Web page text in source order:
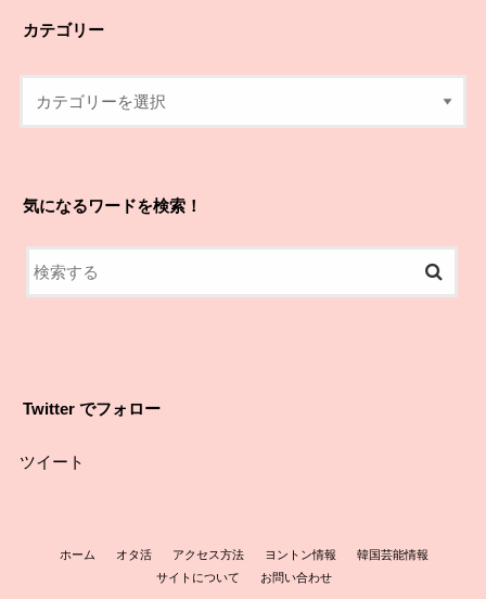
カテゴリー
気になるワードを検索！
Twitter でフォロー
ツイート
ホーム オタ活 アクセス方法 ヨントン情報
韓国芸能情報
サイトについて
お問い合わせ